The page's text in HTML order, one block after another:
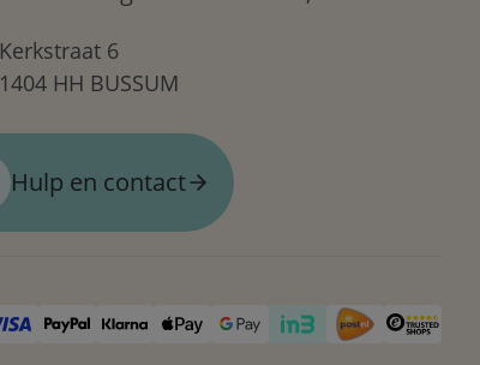
Kerkstraat 6
1404 HH BUSSUM
Hulp en contact